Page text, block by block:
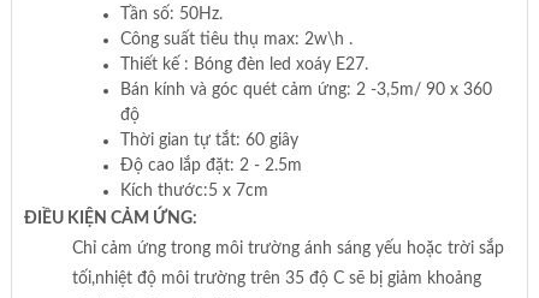
Tần số: 50Hz.
Công suất tiêu thụ max: 2w\h .
Thiết kế : Bóng đèn led xoáy E27.
Bán kính và góc quét cảm ứng: 2 -3,5m/ 90 x 360
độ
Thời gian tự tắt: 60 giây
Độ cao lắp đặt: 2 - 2.5m
Kích thước:5 x 7cm
ĐIỀU KIỆN CẢM ỨNG:
Chỉ cảm ứng trong môi trường ánh sáng yếu hoặc trời sắp
tối,nhiệt độ môi trường trên 35 độ C sẽ bị giảm khoảng